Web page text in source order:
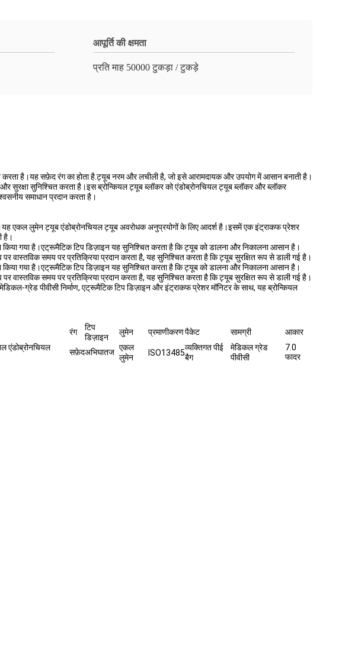
आपूर्ति की क्षमता
प्रति माह 50000 टुकड़ा / टुकड़े
करता है।यह सफ़ेद रंग का होता है.ट्यूब नरम और लचीली है, जो इसे आरामदायक और उपयोग में आसान बनाती है।
सुरक्षा सुनिश्चित करता है।इस ब्रोन्कियल ट्यूब ब्लॉकर को एंडोब्रोनचियल ट्यूब ब्लॉकर और ब्लॉकर
समाधान प्रदान करता है।
एकल लुमेन ट्यूब एंडोब्रोनचियल ट्यूब अवरोधक अनुप्रयोगों के लिए आदर्श है।इसमें एक इंट्राकफ प्रेशर
है।
गया है।एट्रूमैटिक टिप डिज़ाइन यह सुनिश्चित करता है कि ट्यूब को डालना और निकालना आसान है।
वास्तविक समय पर प्रतिक्रिया प्रदान करता है, यह सुनिश्चित करता है कि ट्यूब सुरक्षित रूप से डाली गई है।
गया है।एट्रूमैटिक टिप डिज़ाइन यह सुनिश्चित करता है कि ट्यूब को डालना और निकालना आसान है।
वास्तविक समय पर प्रतिक्रिया प्रदान करता है, यह सुनिश्चित करता है कि ट्यूब सुरक्षित रूप से डाली गई है।
ग्रेड पीवीसी निर्माण, एट्रूमैटिक टिप डिज़ाइन और इंट्राकफ प्रेशर मॉनिटर के साथ, यह ब्रोन्कियल
रंग
टिप
डिज़ाइन
लुमेन प्रमाणीकरणपैकेट सामग्री
आकार
एंडोब्रोनचियल
सफ़ेदअभिघातज एकल
लुमेन
ISO13485
व्यक्तिगत पीई
बैग
मेडिकल ग्रेड
पीवीसी
7.0
फादर